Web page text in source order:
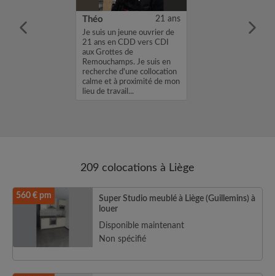
Théo 21 ans
Je suis un jeune ouvrier de
21 ans en CDD vers CDI
aux Grottes de
Remouchamps. Je suis en
recherche d'une collocation
calme et à proximité de mon
lieu de travail...
209 colocations à Liège
560 € pm
Super Studio meublé à Liège (Guillemins) à
louer
Disponible maintenant
Non spécifié